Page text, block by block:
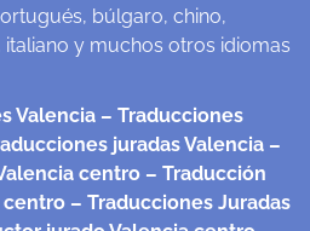
búlgaro, chino,
y muchos otros idiomas
Valencia – Traducciones
juradas Valencia –
centro – Traducción
centro – Traducciones Juradas